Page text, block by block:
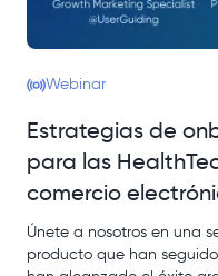
Webinar
Estrategias de
para las
comercio
Únete a nosotros en una
producto que han